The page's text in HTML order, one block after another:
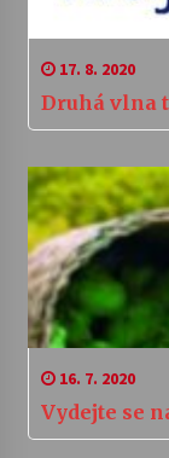
17. 8. 2020
Druhá vlna
16. 7. 2020
Vydejte se